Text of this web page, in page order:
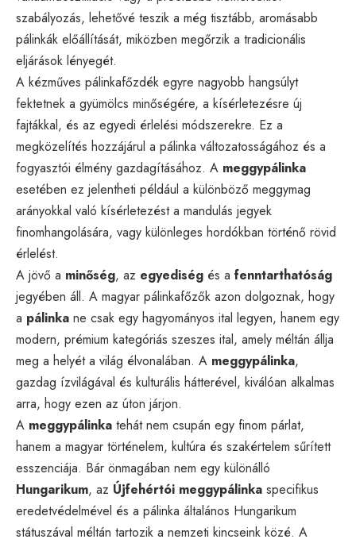
szabályozás, lehetővé teszik a még tisztább, aromásabb
pálinkák előállítását, miközben megőrzik a tradicionális
eljárások lényegét.
A kézműves pálinkafőzdék egyre nagyobb hangsúlyt
fektetnek a gyümölcs minőségére, a kísérletezésre új
fajtákkal, és az egyedi érlelési módszerekre. Ez a
megközelítés hozzájárul a pálinka változatosságához és a
fogyasztói élmény gazdagításához. A meggypálinka
esetében ez jelentheti például a különböző meggymag
arányokkal való kísérletezést a mandulás jegyek
finomhangolására, vagy különleges hordókban történő rövid
érlelést.
A jövő a minőség, az egyediség és a fenntarthatóság
jegyében áll. A magyar pálinkafőzők azon dolgoznak, hogy
a pálinka ne csak egy hagyományos ital legyen, hanem egy
modern, prémium kategóriás szeszes ital, amely méltán állja
meg a helyét a világ élvonalában. A meggypálinka,
gazdag ízvilágával és kulturális hátterével, kiválóan alkalmas
arra, hogy ezen az úton járjon.
A meggypálinka tehát nem csupán egy finom párlat,
hanem a magyar történelem, kultúra és szakértelem sűrített
esszenciája. Bár önmagában nem egy különálló
Hungarikum, az Újfehértói meggypálinka specifikus
eredetvédelmével és a pálinka általános Hungarikum
státuszával méltán tartozik a nemzeti kincseink közé. A